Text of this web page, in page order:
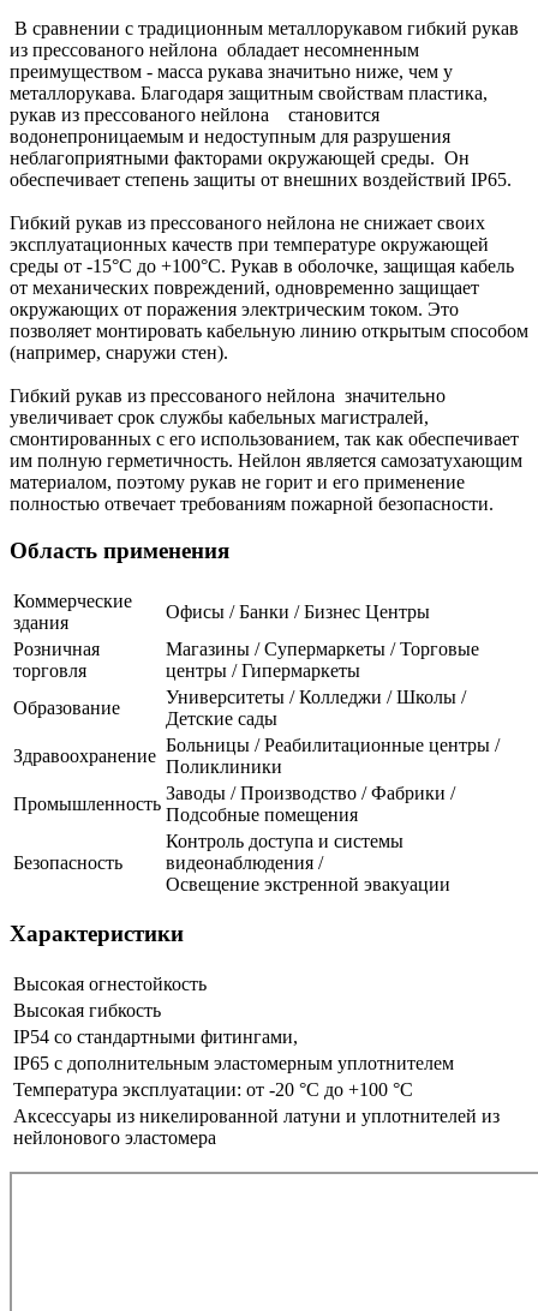
В сравнении с традиционным металлорукавом гибкий рукав
из прессованого нейлона обладает несомненным
преимуществом - масса рукава значитьно ниже, чем у
металлорукава. Благодаря защитным свойствам пластика,
рукав из прессованого нейлона
становится
водонепроницаемым и недоступным для разрушения
неблагоприятными факторами окружающей среды. Он
обеспечивает степень защиты от внешних воздействий IP65.
Гибкий рукав из прессованого нейлона не снижает своих
эксплуатационных качеств при температуре окружающей
среды от -15°С до +100°С. Рукав в оболочке, защищая кабель
от механических повреждений, одновременно защищает
окружающих от поражения электрическим током. Это
позволяет монтировать кабельную линию открытым способом
(например, снаружи стен).
Гибкий рукав из прессованого нейлона значительно
увеличивает срок службы кабельных магистралей,
смонтированных с его использованием, так как обеспечивает
им полную герметичность. Нейлон является самозатухающим
материалом, поэтому рукав не горит и его применение
полностью отвечает требованиям пожарной безопасности.
Область применения
Коммерческие
здания
Офисы / Банки / Бизнес Центры
Розничная
торговля
Магазины / Супермаркеты / Торговые
центры / Гипермаркеты
Образование
Университеты / Колледжи / Школы /
Детские сады
Здравоохранение
Больницы / Реабилитационные центры /
Поликлиники
Промышленность
Заводы / Производство / Фабрики /
Подсобные помещения
Безопасность
Контроль доступа и системы
видеонаблюдения /
Освещение экстренной эвакуации
Характеристики
Высокая огнестойкость
Высокая гибкость
IP54 со стандартными фитингами,
IP65 с дополнительным эластомерным уплотнителем
Температура эксплуатации: от -20 °C до +100 °C
Аксессуары из никелированной латуни и уплотнителей из
нейлонового эластомера